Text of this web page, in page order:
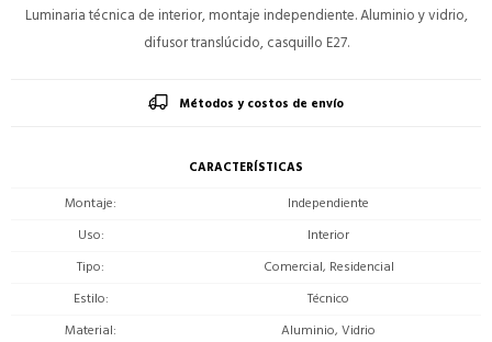
Luminaria técnica de interior, montaje independiente. Aluminio y vidrio,
difusor translúcido, casquillo E27.
Métodos y costos de envío
CARACTERÍSTICAS
Montaje
Independiente
Uso
Interior
Tipo
Comercial, Residencial
Estilo
Técnico
Material
Aluminio, Vidrio